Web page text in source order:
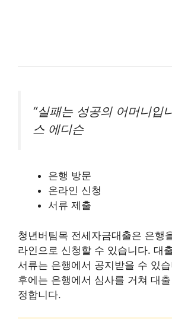
“실패는 성공의 어머니입
스 에디슨
은행 방문
온라인 신청
서류 제출
청년버팀목 전세자금대출은 은행
라인으로 신청할 수 있습니다. 대
서류는 은행에서 공지받을 수 있
후에는 은행에서 심사를 거쳐 대
정합니다.